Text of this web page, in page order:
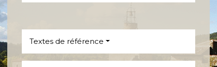
Textes de référence